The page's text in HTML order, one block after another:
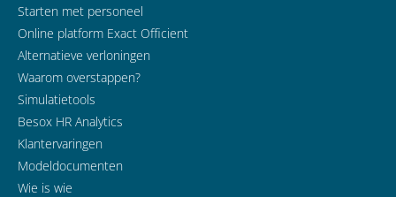
Starten met personeel
Online platform Exact Officient
Alternatieve verloningen
Waarom overstappen?
Simulatietools
Besox HR Analytics
Klantervaringen
Modeldocumenten
Wie is wie